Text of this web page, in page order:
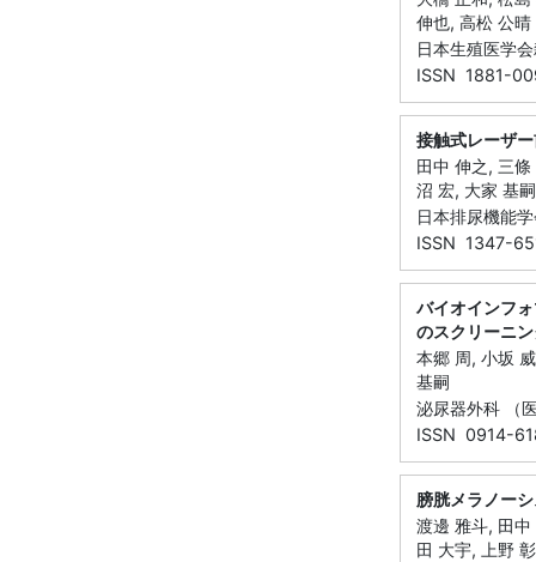
伸也, 高松 公晴
日本生殖医学
ISSN 1881-
接触式レーザ
田中 伸之, 三
沼 宏, 大家 基嗣
日本排尿機能
ISSN 1347-
バイオインフ
のスクリーニ
本郷 周, 小坂
基嗣
泌尿器外科 （
ISSN 0914-
膀胱メラノー
渡邊 雅斗, 田
田 大宇, 上野